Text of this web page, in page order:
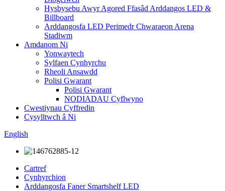
Hysbysebu Awyr Agored Ffasâd Arddangos LED &
Billboard
Arddangosfa LED Perimedr Chwaraeon Arena
Stadiwm
Amdanom Ni
Yonwaytech
Sylfaen Cynhyrchu
Rheoli Ansawdd
Polisi Gwarant
Polisi Gwarant
NODIADAU Cyflwyno
Cwestiynau Cyffredin
Cysylltwch â Ni
English
Cartref
Cynhyrchion
Arddangosfa Faner Smartshelf LED